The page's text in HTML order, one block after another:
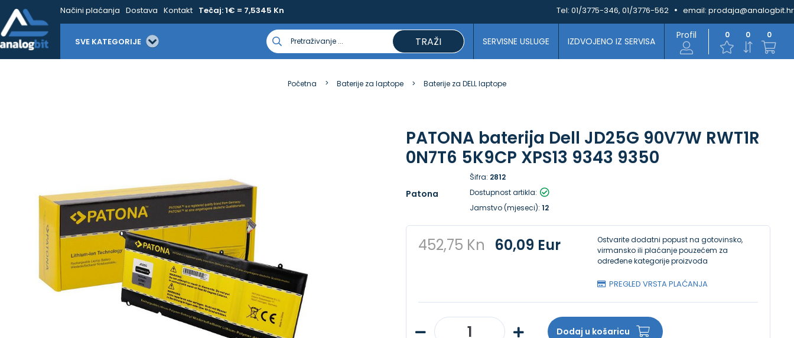
Načini plaćanja Dostava Kontakt Tečaj: 1€ = 7,5345 Kn Tel: 01/3775-346, 01/3776-562 email: prodaja@analogbit.hr
SVE KATEGORIJE TRAŽI SERVISNE USLUGE IZDVOJENO IZ SERVISA
0
0
0
Profil
Početna Baterije za laptope Baterije za DELL laptope
PATONA baterija Dell JD25G 90V7W RWT1R
0N7T6 5K9CP XPS13 9343 9350
Patona
Šifra: 2812
Dostupnost artikla:
Jamstvo (mjeseci): 12
452,75 Kn 60,09 Eur
Ostvarite dodatni popust na gotovinsko,
virmansko ili plaćanje pouzećem za
određene kategorije proizvoda
PREGLED VRSTA PLAĆANJA
Dodaj u košaricu